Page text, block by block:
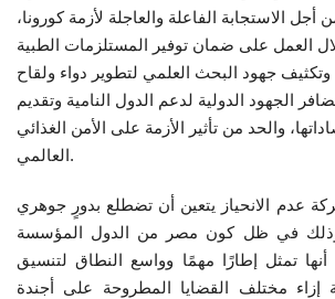
أجل الاستجابة الفاعلة والعاجلة لأزمة كورونا،
العمل على ضمان توفير المستلزمات الطبية
وتكثيف جهود البحث العلمي لتطوير دواء ولقاح
الجهود الدولية لدعم الدول النامية وتقديم
والحد من تأثير الأزمة على الأمن الغذائي
العالمي.
عدم الانحياز يتعين أن تضطلع بدورٍ جوهري
في ظل كون مصر من الدول المؤسسة
أنها تمثل إطارًا مهمًا وواسع النطاق لتنسيق
إزاء مختلف القضايا المطروحة على أجندة